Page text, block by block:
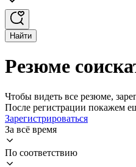
Найти
Резюме
Чтобы видеть все резюме,
После регистрации покажем
Зарегистрироваться
За всё время
По соответствию